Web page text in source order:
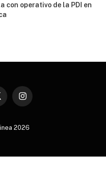
con operativo de la PDI en
Instagram
2026